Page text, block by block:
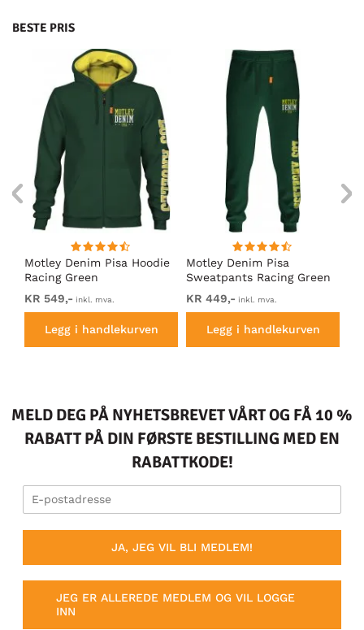
BESTE PRIS
Motley Denim Pisa Hoodie
Racing Green
KR 549,- inkl. mva.
Legg i handlekurven
Motley Denim Pisa
Sweatpants Racing Green
KR 449,- inkl. mva.
Legg i handlekurven
MELD DEG PÅ NYHETSBREVET VÅRT OG FÅ 10 %
RABATT PÅ DIN FØRSTE BESTILLING MED EN
RABATTKODE!
JA, JEG VIL BLI MEDLEM!
JEG ER ALLEREDE MEDLEM OG VIL LOGGE
INN